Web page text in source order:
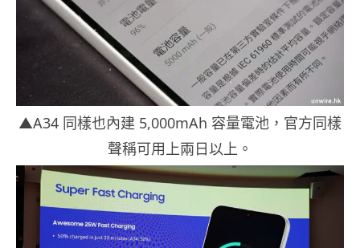
▲A34 同樣也內建 5,000mAh 容量電池，官方同樣
聲稱可用上兩日以上。